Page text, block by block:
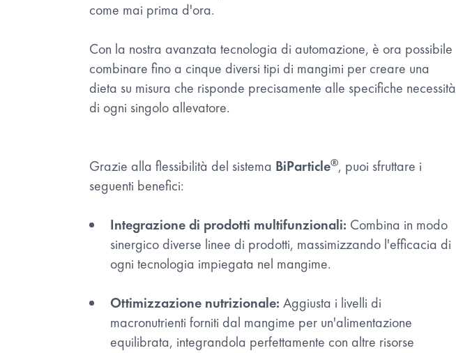
come mai prima d'ora.
Con la nostra avanzata tecnologia di automazione, è ora possibile
combinare fino a cinque diversi tipi di mangimi per creare una
dieta su misura che risponde precisamente alle specifiche necessità
di ogni singolo allevatore.
Grazie alla flessibilità del sistema BiParticle®, puoi sfruttare i
seguenti benefici:
Integrazione di prodotti multifunzionali: Combina in modo
sinergico diverse linee di prodotti, massimizzando l'efficacia di
ogni tecnologia impiegata nel mangime.
Ottimizzazione nutrizionale: Aggiusta i livelli di
macronutrienti forniti dal mangime per un'alimentazione
equilibrata, integrandola perfettamente con altre risorse